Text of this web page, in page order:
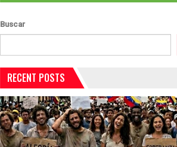
Buscar
RECENT POSTS